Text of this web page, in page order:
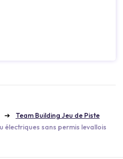
Team Building Jeu de Piste
électriques sans permis levallois